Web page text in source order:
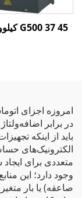
G500 37 45 کیلووات VFD
امروزه اجزای
در برابر
باید از اینکه
الکترونیک‌های
متعددی برای
وجود دارد؛ این
صاعقه) یا بار